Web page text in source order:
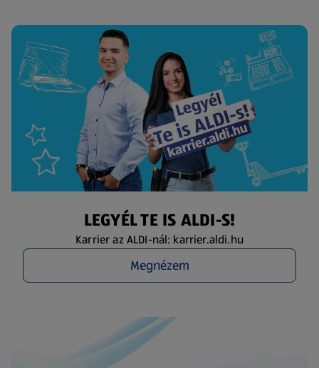
LEGYÉL TE IS ALDI-S!
Karrier az ALDI-nál: karrier.aldi.hu
Megnézem